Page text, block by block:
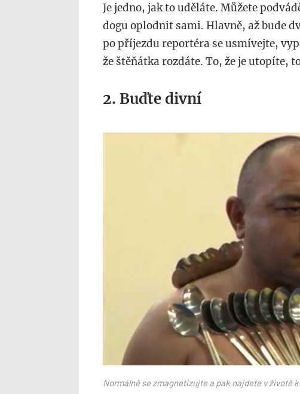
Je jedno, jak to uděláte. Můžete
dogu oplodnit sami. Hlavně, až bude
po příjezdu reportéra se usmívejte,
že štěňátka rozdáte. To, že je utopíte,
2. Buďte divní
www.mirror.co_.uk_.jpg
Normálně se zmagnetizujte a pak najdete v životě